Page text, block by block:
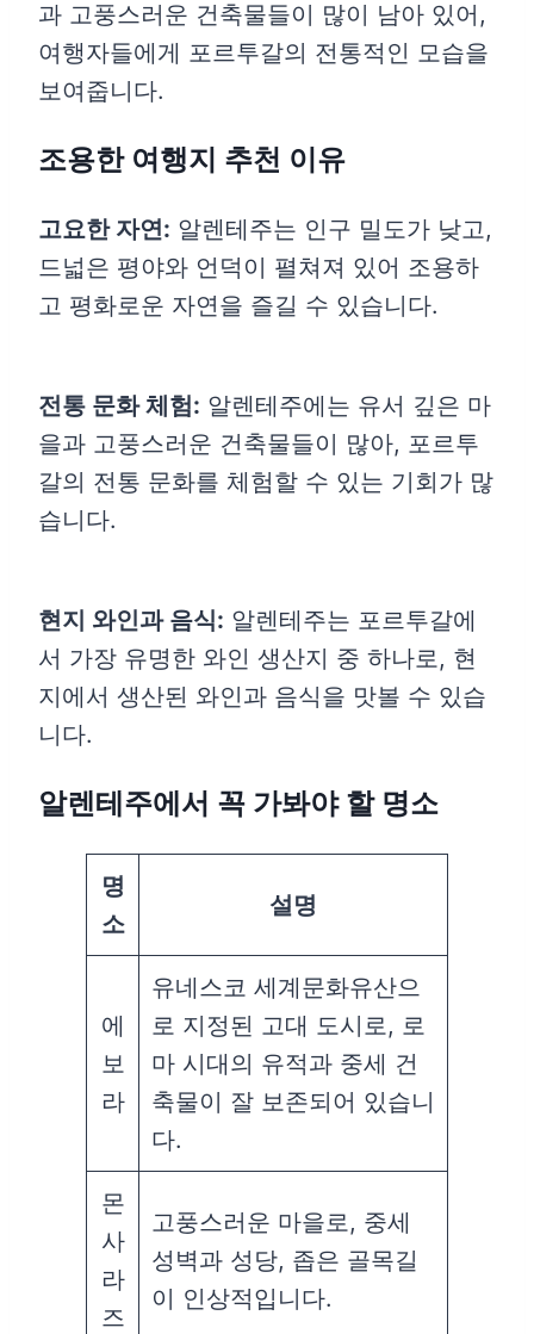
과 고풍스러운 건축물들이 많이 남아 있어,
여행자들에게 포르투갈의 전통적인 모습을
보여줍니다.
조용한 여행지 추천 이유
고요한 자연: 알렌테주는 인구 밀도가 낮고,
드넓은 평야와 언덕이 펼쳐져 있어 조용하
고 평화로운 자연을 즐길 수 있습니다.
전통 문화 체험: 알렌테주에는 유서 깊은 마
을과 고풍스러운 건축물들이 많아, 포르투
갈의 전통 문화를 체험할 수 있는 기회가 많
습니다.
현지 와인과 음식: 알렌테주는 포르투갈에
서 가장 유명한 와인 생산지 중 하나로, 현
지에서 생산된 와인과 음식을 맛볼 수 있습
니다.
알렌테주에서 꼭 가봐야 할 명소
명
소
설명
에
보
라
유네스코 세계문화유산으
로 지정된 고대 도시로, 로
마 시대의 유적과 중세 건
축물이 잘 보존되어 있습니
다.
몬
사
라
즈
고풍스러운 마을로, 중세
성벽과 성당, 좁은 골목길
이 인상적입니다.